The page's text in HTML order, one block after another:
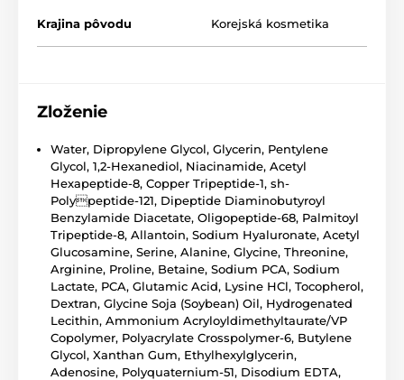
Krajina pôvodu Korejská kosmetika
Zloženie
Water, Dipropylene Glycol, Glycerin, Pentylene
Glycol, 1,2-Hexanediol, Niacinamide, Acetyl
Hexapeptide-8, Copper Tripeptide-1, sh-
Polypeptide-121, Dipeptide Diaminobutyroyl
Benzylamide Diacetate, Oligopeptide-68, Palmitoyl
Tripeptide-8, Allantoin, Sodium Hyaluronate, Acetyl
Glucosamine, Serine, Alanine, Glycine, Threonine,
Arginine, Proline, Betaine, Sodium PCA, Sodium
Lactate, PCA, Glutamic Acid, Lysine HCl, Tocopherol,
Dextran, Glycine Soja (Soybean) Oil, Hydrogenated
Lecithin, Ammonium Acryloyldimethyltaurate/VP
Copolymer, Polyacrylate Crosspolymer-6, Butylene
Glycol, Xanthan Gum, Ethylhexylglycerin,
Adenosine, Polyquaternium-51, Disodium EDTA,